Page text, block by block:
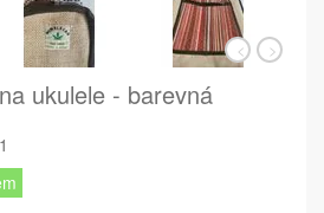
ukulele - barevná